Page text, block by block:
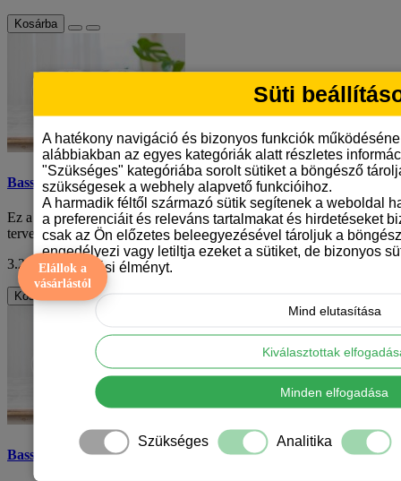
Kosárba
Basset hound mintás bögre
Ez a lenyűgöző bögre a basset hound kutyafajta szerelmeseinek lett
tervezve. Kiváló minőségű kerámiá..
3.290 FtÁFA nélkül: 2.591 Ft
Kosárba
Basset hound mintás bögre
Elállok a
vásárlástól
Süti
A hatékony navigáció és bizonyos funkciók
alábbiakban az egyes kategóriák alatt részletes
"Szükséges" kategóriába sorolt sütiket a böngésző
szükségesek a webhely alapvető funkcióihoz.
A harmadik féltől származó sütik segítenek a weboldal
a preferenciáit és releváns tartalmakat és hirdetéseket
csak az Ön előzetes beleegyezésével tároljuk a
engedélyezi vagy letiltja ezeket a sütiket, de bizonyos
böngészési élményt.
Mind elutasítása
Kiválasztottak
Minden elfogadása
Szükséges Analitika